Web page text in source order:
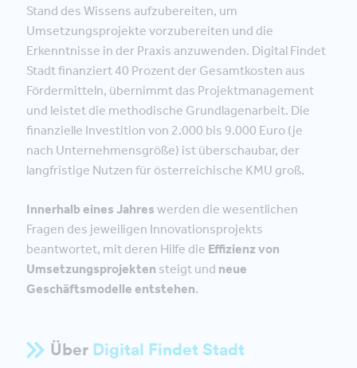
Stand des Wissens aufzubereiten, um
Umsetzungsprojekte vorzubereiten und die
Erkenntnisse in der Praxis anzuwenden. Digital Findet
Stadt finanziert 40 Prozent der Gesamtkosten aus
Fördermitteln, übernimmt das Projektmanagement
und leistet die methodische Grundlagenarbeit. Die
finanzielle Investition von 2.000 bis 9.000 Euro (je
nach Unternehmensgröße) ist überschaubar, der
langfristige Nutzen für österreichische KMU groß.
Innerhalb eines Jahres werden die wesentlichen
Fragen des jeweiligen Innovationsprojekts
beantwortet, mit deren Hilfe die Effizienz von
Umsetzungsprojekten steigt und neue
Geschäftsmodelle entstehen.
Über Digital Findet Stadt